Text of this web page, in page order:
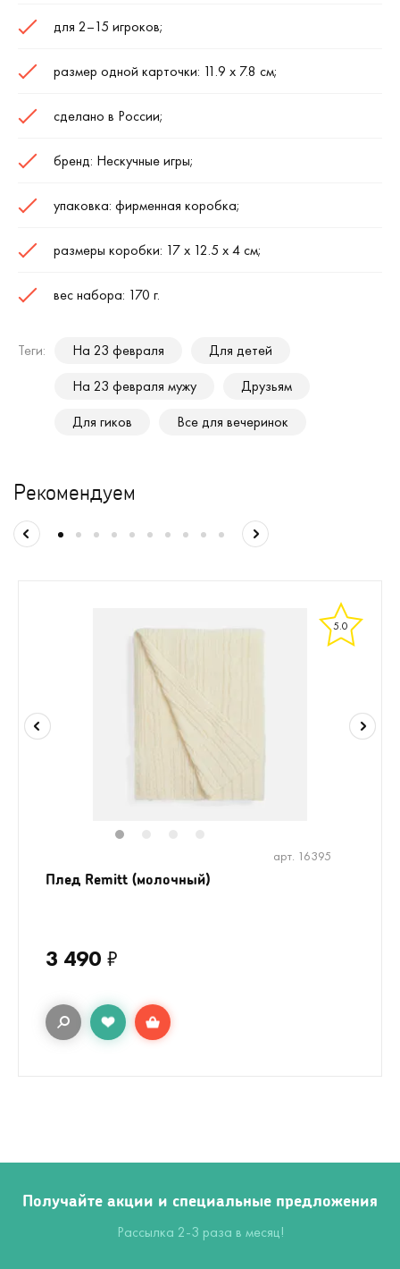
для 2–15 игроков;
размер одной карточки: 11.9 х 7.8 см;
сделано в России;
бренд: Нескучные игры;
упаковка: фирменная коробка;
размеры коробки: 17 х 12.5 х 4 см;
вес набора: 170 г.
Теги: На 23 февраля
Для детей
На 23 февраля мужу
Друзьям
Для гиков
Все для вечеринок
Рекомендуем
5.0
арт. 16395
Плед Remitt (молочный)
3 490 ₽
Получайте акции и специальные предложения
Рассылка 2-3 раза в месяц!